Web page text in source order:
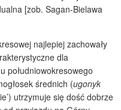
[zob. Sagan-Bielawa
najlepiej zachowały
dla
południowokresowego
średnich (ugonyk
utrzymuje się dość dobrze